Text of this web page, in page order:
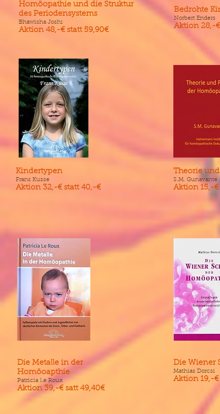
Homöopathie und die Struktur
des Periodensystems
Bhawisha Joshi
Aktion 48,-€ statt 59,90€
Bedrohte
Norbert Enders
Aktion 28,-
Kindertypen
Frans Kusse
Aktion 32,-€ statt 40,-€
Theorie
S.M. Gunavante
Aktion 15,-€
Die Metalle in der
Homöoapthie
Patricia Le Roux
Aktion 39,-€ satt 49,40€
Die Wiener
Mathias Dorcsi
Aktion 19,-€